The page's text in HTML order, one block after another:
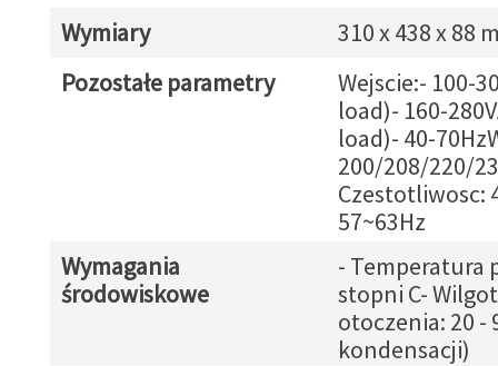
Wymiary
310 x 438 x 88
Pozostałe parametry
Wejscie:- 100-
load)- 160-
load)- 40-
200/208/220/
Czestotliwosc:
57~63Hz
Wymagania
środowiskowe
- Temperatura
stopni C-
otoczenia: 20 -
kondensacji)